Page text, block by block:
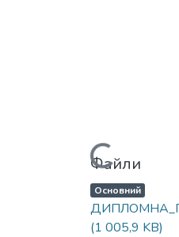
Вантажиться...
Файли
Основний
(1 005,9 KB)